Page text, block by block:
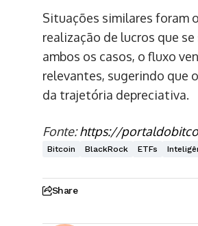
Situações similares foram
realização de lucros que
ambos os casos, o fluxo
relevantes, sugerindo que
da trajetória depreciativa.
Fonte:https://
Bitcoin BlackRock ETFs
Share